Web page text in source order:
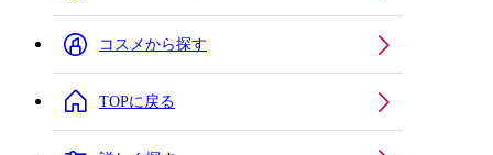
コスメから探す
TOPに戻る